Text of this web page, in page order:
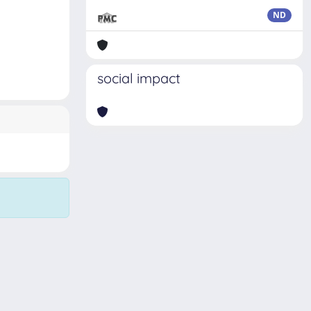
ND
social impact